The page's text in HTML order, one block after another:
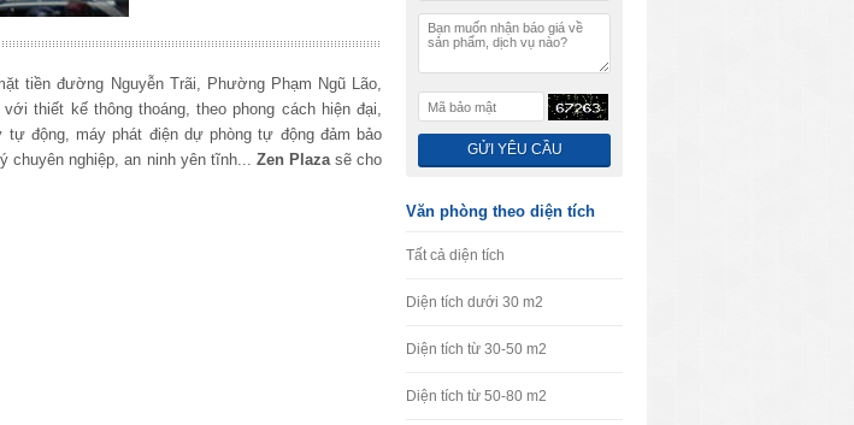
tiền đường Nguyễn Trãi, Phường Phạm Ngũ Lão,
thiết kế thông thoáng, theo phong cách hiện đại,
động, máy phát điện dự phòng tự động đảm bảo
chuyên nghiệp, an ninh yên tĩnh... Zen Plazasẽ cho
Văn phòng theo diện tích
Tất cả diện tích
Diện tích dưới 30 m2
Diện tích từ 30-50 m2
Diện tích từ 50-80 m2